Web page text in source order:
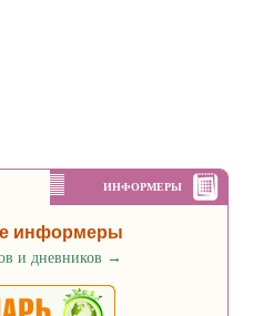
ИНФОРМЕРЫ
информеры
и дневников →